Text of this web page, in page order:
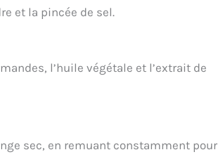
et la pincée de sel.
l’huile végétale et l’extrait de
sec, en remuant constamment pour